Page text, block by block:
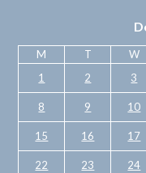
M T W
1
2 3
8 9 10
15 16 17
22 23 24